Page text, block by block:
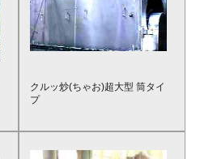
クルッ炒(ちゃお)超大型 筒タイ
プ